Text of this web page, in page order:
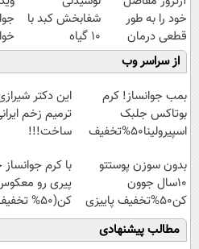
خود را به طور
قطعی درمان
کنید!
◗پرسش‌نامه◖
شفابخش کبد با
10 گیاه
موثر(تخفیف تا
امشب)
از سراسر وب
بمب جوانساز! کرم
بوتاکس جلبک
اسپیرولینا50%تخفیف
این دکتر
ترمیم زخم
ساخت!!!
بدون سوزن پوستتو
10سال جوون
کن50%تخفیف پاییزی
با کرم
پیری رو
کن(50% تخفیف)
مطالب پیشنهادی